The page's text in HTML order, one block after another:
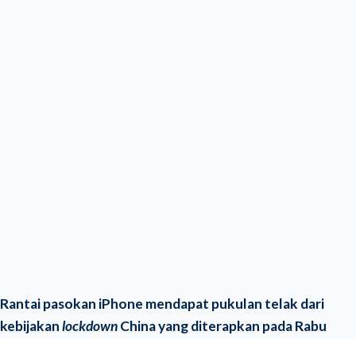
Rantai pasokan iPhone mendapat pukulan telak dari
kebijakanlockdownChina yang diterapkan pada Rabu